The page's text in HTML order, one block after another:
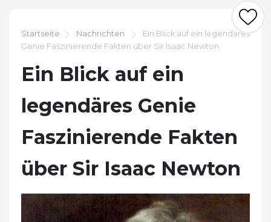
Startseite Nachrichten
Ein Blick auf ein legendäres
Genie Faszinierende Fakten über Sir Isaac Newton
Ein Blick auf ein
legendäres Genie
Faszinierende Fakten
über Sir Isaac Newton